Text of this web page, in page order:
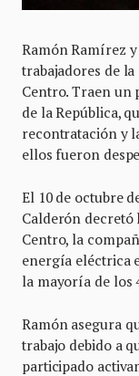
Ramón Ramírez
trabajadores de
Centro. Traen un
de la República,
recontratación y
ellos fueron
El 10 de octubre
Calderón decretó
Centro, la
energía eléctrica
la mayoría de los
Ramón asegura
trabajo debido a
participado